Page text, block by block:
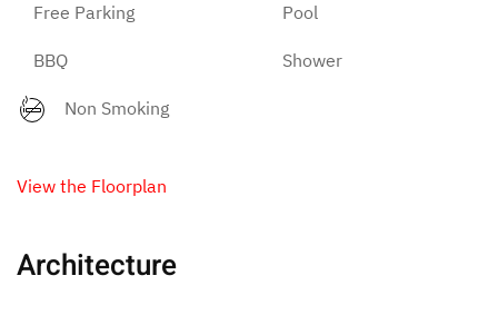
Free Parking Pool
BBQ Shower
Non Smoking
View the Floorplan
Architecture